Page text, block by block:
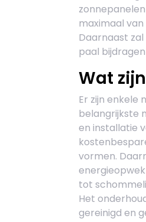
maximaal
Daarnaast
paal
Wat
Er zijn enkele
belangrijkste
en installatie
vormen.
tot
Het
gereinigd en